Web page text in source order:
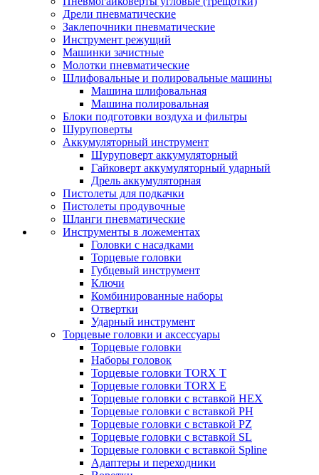
Дрели пневматические
Заклепочники пневматические
Инструмент режущий
Машинки зачистные
Молотки пневматические
Шлифовальные и полировальные машины
Машина шлифовальная
Машина полировальная
Блоки подготовки воздуха и фильтры
Шуруповерты
Аккумуляторный инструмент
Шуруповерт аккумуляторный
Гайковерт аккумуляторный ударный
Дрель аккумуляторная
Пистолеты для подкачки
Пистолеты продувочные
Шланги пневматические
Инструменты в ложементах
Головки с насадками
Торцевые головки
Губцевый инструмент
Ключи
Комбинированные наборы
Отвертки
Ударный инструмент
Торцевые головки и аксессуары
Торцевые головки
Наборы головок
Торцевые головки TORX T
Торцевые головки TORX Е
Торцевые головки с вставкой HEX
Торцевые головки с вставкой PH
Торцевые головки с вставкой PZ
Торцевые головки с вставкой SL
Торцевые головки с вставкой Spline
Адаптеры и переходники